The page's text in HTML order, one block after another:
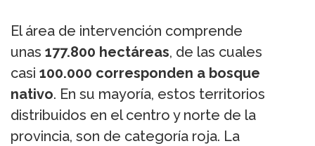
El área de intervención comprende
unas 177.800 hectáreas, de las cuales
casi 100.000 corresponden a bosque
nativo. En su mayoría, estos territorios
distribuidos en el centro y norte de la
provincia, son de categoría roja. La